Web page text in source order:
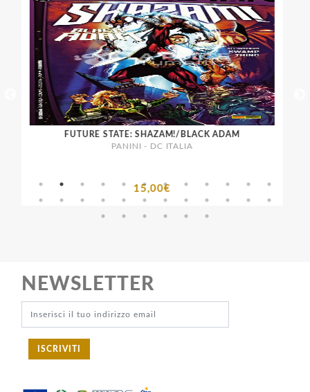
FUTURE STATE: SHAZAM!/BLACK ADAM
PANINI - DC ITALIA
15,00€
NEWSLETTER
ISCRIVITI